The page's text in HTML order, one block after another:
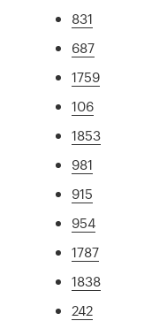
831
687
1759
106
1853
981
915
954
1787
1838
242